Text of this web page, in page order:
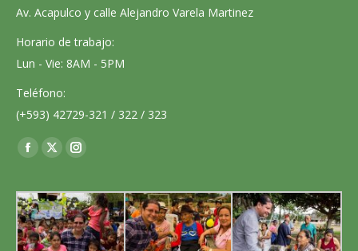
Av. Acapulco y calle Alejandro Varela Martinez
Horario de trabajo:
Lun - Vie: 8AM - 5PM
Teléfono:
(+593) 42729-321 / 322 / 323
Encuéntranos en:
Facebook
opens
in
new
X
opens
in
new
Instagram
opens
in
new